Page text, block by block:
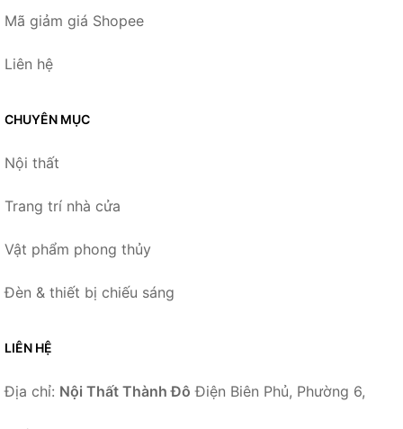
Mã giảm giá Shopee
Liên hệ
CHUYÊN MỤC
Nội thất
Trang trí nhà cửa
Vật phẩm phong thủy
Đèn & thiết bị chiếu sáng
LIÊN HỆ
Địa chỉ: Nội Thất Thành Đô Điện Biên Phủ, Phường 6,